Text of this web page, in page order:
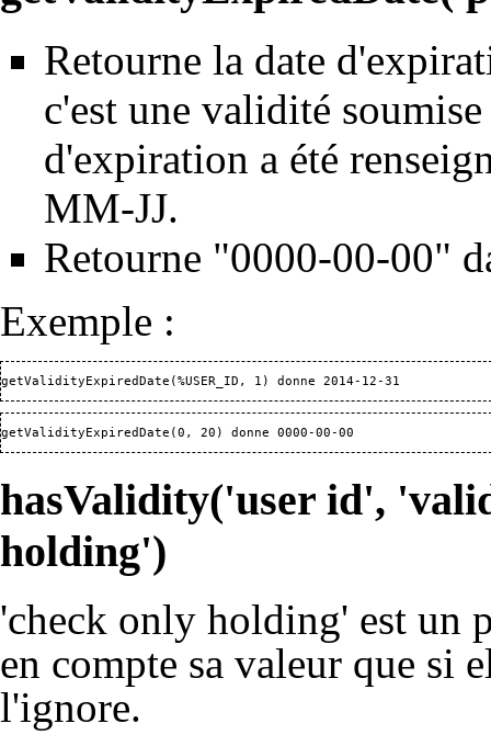
Retourne la date
c'est une validité
d'expiration a été
MM-JJ.
Retourne "0000-00-00"
Exemple :
getValidityExpiredDate(%USER_ID, 1) donne 2014-12-31
getValidityExpiredDate(0, 20) donne 0000-00-00
hasValidity('user id',
holding')
'check only holding' est un
en compte sa valeur que si
l'ignore.